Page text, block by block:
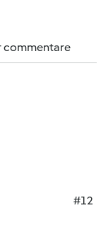
commentare
#12